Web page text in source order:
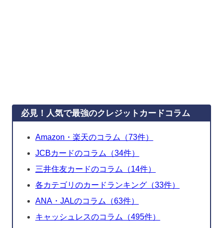
必見！人気で最強のクレジットカードコラム
Amazon・楽天のコラム（73件）
JCBカードのコラム（34件）
三井住友カードのコラム（14件）
各カテゴリのカードランキング（33件）
ANA・JALのコラム（63件）
キャッシュレスのコラム（495件）